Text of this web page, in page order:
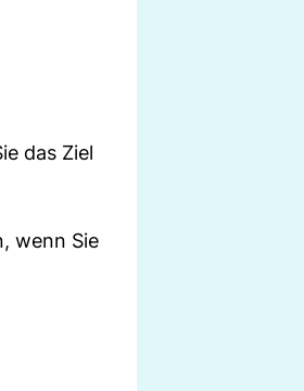
das Ziel
wenn Sie